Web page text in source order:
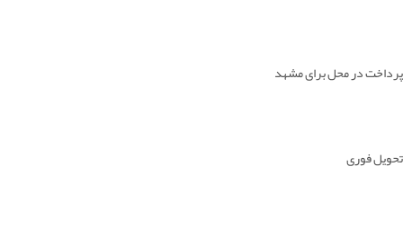
پرداخت در محل برای مشهد
تحویل فوری